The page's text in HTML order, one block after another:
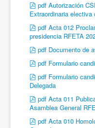
pdf Autorización
Extraordinaria
pdf Acta 012
presidencia RFETA
pdf Documento de
pdf Formulario
pdf Formulario
Delegada
pdf Acta 011
Asamblea General
pdf Acta 010